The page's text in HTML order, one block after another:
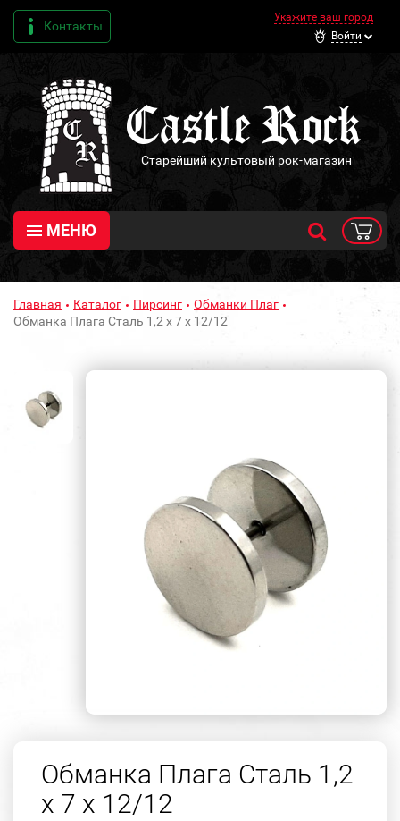
Контакты
Укажите ваш город
Войти
Старейший культовый рок-магазин
МЕНЮ
Главная Каталог Пирсинг
Обманки Плаг
Обманка Плага Сталь 1,2 х 7 х 12/12
Обманка Плага Сталь 1,2
х 7 х 12/12